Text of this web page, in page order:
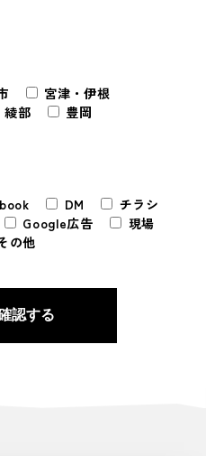
宮津・伊根
綾部 豊岡
DM
チラシ
Google広告
現場
の他